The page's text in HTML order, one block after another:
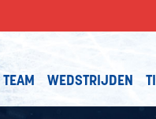
TEAM WEDSTRIJDEN